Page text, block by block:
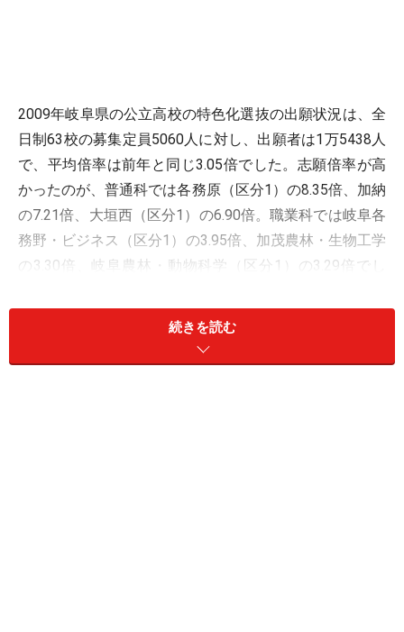
2009年岐阜県の公立高校の特色化選抜の出願状況は、全
日制63校の募集定員5060人に対し、出願者は1万5438人
で、平均倍率は前年と同じ3.05倍でした。志願倍率が高
かったのが、普通科では各務原（区分1）の8.35倍、加納
の7.21倍、大垣西（区分1）の6.90倍。職業科では岐阜各
務野・ビジネス（区分1）の3.95倍、加茂農林・生物工学
の3.30倍、岐阜農林・動物科学（区分1）の3.29倍でし
と予測されます。さらに、制度の変更で特色化選抜の募
続きを読む